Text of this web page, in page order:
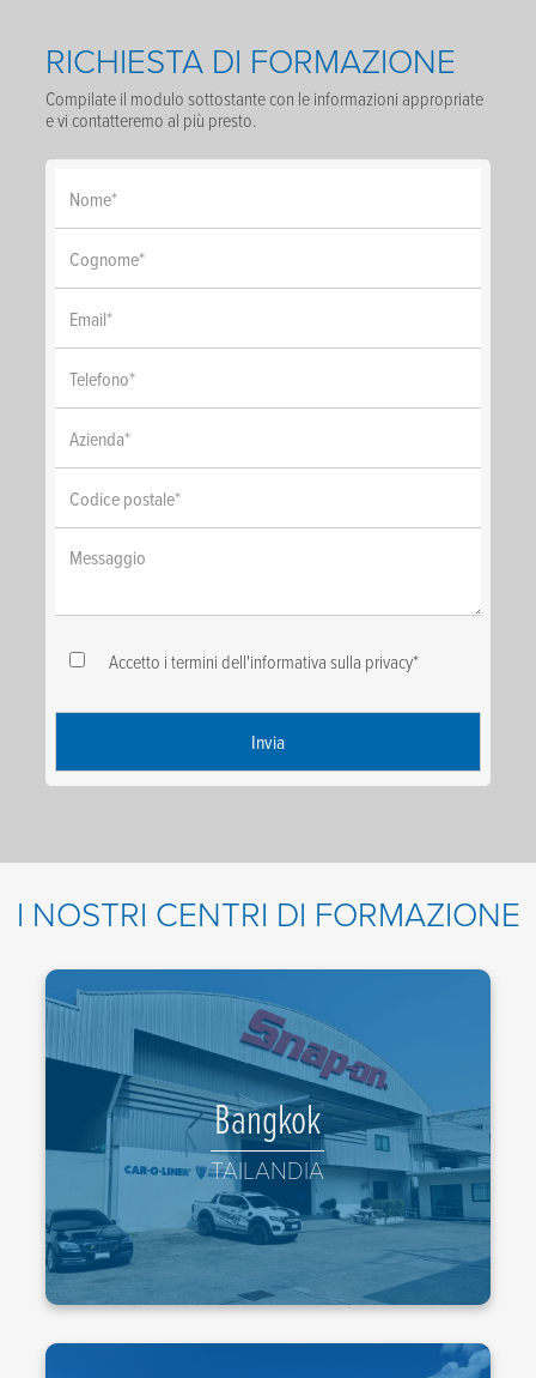
RICHIESTA DI FORMAZIONE
Compilate il modulo sottostante con le informazioni appropriate
e vi contatteremo al più presto.
Accetto i termini dell'informativa sulla privacy*
I NOSTRI CENTRI DI FORMAZIONE
Bangkok
TAILANDIA
4 Kanchanapisek Road,
Prawet, Bangkok 10250
+66 2026 3255